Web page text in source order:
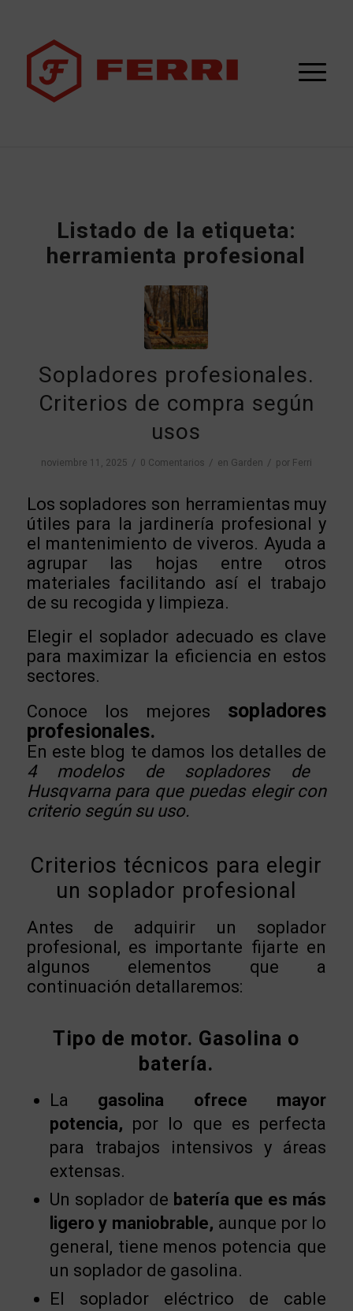
Listado de la etiqueta:
herramienta profesional
Sopladores profesionales.
Criterios de compra según
usos
noviembre 11, 2025 / 0 Comentarios / en Garden / por Ferri
Los sopladores son herramientas muy
útiles para la jardinería profesional y
el mantenimiento de viveros. Ayuda a
agrupar las hojas entre otros
materiales facilitando así el trabajo
de su recogida y limpieza.
Elegir el soplador adecuado es clave
para maximizar la eficiencia en estos
sectores.
Conoce los mejores sopladores
profesionales.
En este blog te damos los detalles de
4 modelos de sopladores de
Husqvarna para que puedas elegir con
criterio según su uso.
Criterios técnicos para elegir
un soplador profesional
Antes de adquirir un soplador
profesional, es importante fijarte en
algunos elementos que a
continuación detallaremos:
Tipo de motor. Gasolina o
batería.
La gasolina ofrece mayor
potencia, por lo que es perfecta
para trabajos intensivos y áreas
extensas.
Un soplador de batería que es más
ligero y maniobrable, aunque por lo
general, tiene menos potencia que
un soplador de gasolina.
El soplador eléctrico de cable